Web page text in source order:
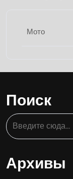
Мото
Поиск
Архивы